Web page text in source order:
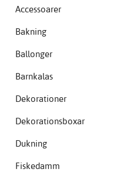
Accessoarer
Bakning
Ballonger
Barnkalas
Dekorationer
Dekorationsboxar
Dukning
Fiskedamm